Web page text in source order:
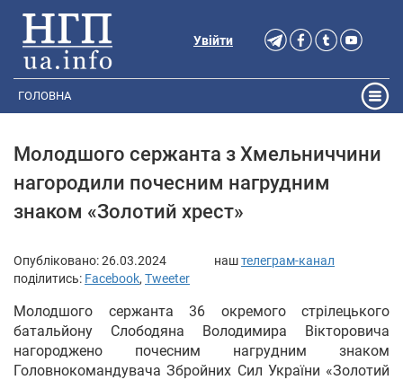
Увійти
ГОЛОВНА
Молодшого сержанта з Хмельниччини
нагородили почесним нагрудним
знаком «Золотий хрест»
Опубліковано:26.03.2024 наштелеграм-канал
поділитись: Facebook, Tweeter
Молодшого сержанта 36 окремого стрілецького
батальйону Слободяна Володимира Вікторовича
нагороджено почесним нагрудним знаком
Головнокомандувача Збройних Сил України «Золотий